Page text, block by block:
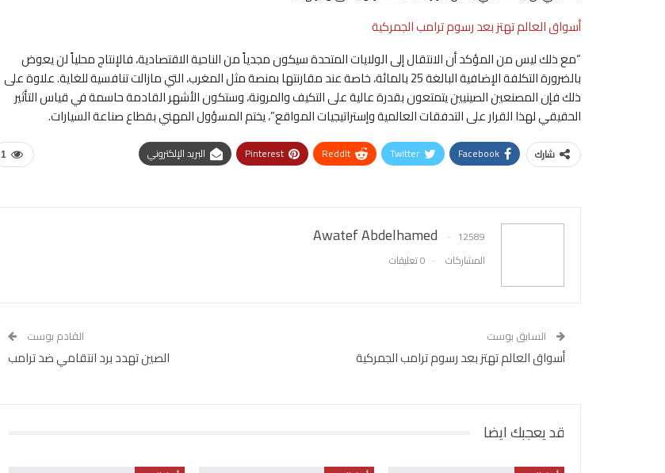
أسواق العالم تهتز بعد رسوم ترامب الجمركية
“مع ذلك ليس من المؤكد أن الانتقال إلى الولايات المتحدة سيكون مجدياً من الناحية الاقتصادية، فالإنتاج محلياً لن يعوض
بالضرورة التكلفة الإضافية البالغة 25 بالمائة، خاصة عند مقارنتها بمنصة مثل المغرب، التي مازالت تنافسية للغاية. علاوة على
ذلك فإن المصنعين الصينيين يتمتعون بقدرة عالية على التكيف والمرونة، وستكون الأشهر القادمة حاسمة في قياس التأثير
الحقيقي لهذا القرار على التدفقات العالمية وإستراتيجيات المواقع”، يختم المسؤول المهني بقطاع صناعة السيارات.
1 شارك Facebook
Twitter
ReddIt
Pinterest البريد الإلكتروني
Awatef Abdelhamed
12589
المشاركات
0 تعليقات
السابق بوست
أسواق العالم تهتز بعد رسوم ترامب الجمركية
القادم بوست
الصين تهدد برد انتقامي ضد ترامب
قد يعجبك ايضا